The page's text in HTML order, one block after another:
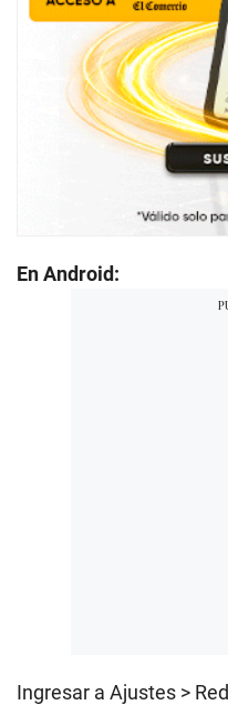
En Android:
Ingresar a Ajustes >